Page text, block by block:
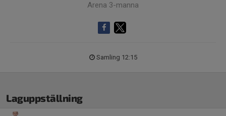
Arena 3-manna
Samling 12:15
Laguppställning